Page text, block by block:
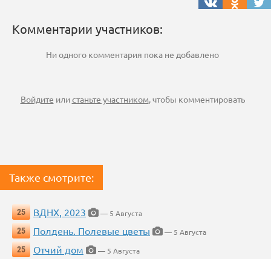
Комментарии участников:
Ни одного комментария пока не добавлено
Войдите илистаньте участником, чтобы комментировать
Также смотрите:
25 ВДНХ, 2023
— 5 Августа
25
Полдень. Полевые цветы
— 5 Августа
25
Отчий дом
— 5 Августа